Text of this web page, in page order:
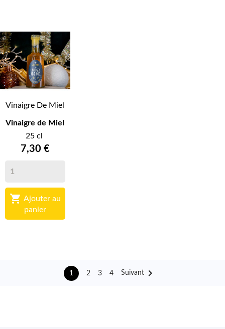
Vinaigre De Miel
Vinaigre de Miel
25 cl
7,30 €

panier
1 2 3 4 Suivant